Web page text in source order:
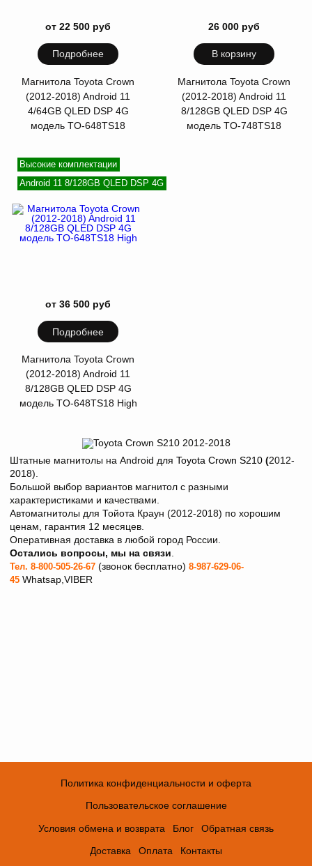
от 22 500 руб
Подробнее
Магнитола Toyota Crown
(2012-2018) Android 11
4/64GB QLED DSP 4G
модель TO-648TS18
26 000 руб
В корзину
Магнитола Toyota Crown
(2012-2018) Android 11
8/128GB QLED DSP 4G
модель TO-748TS18
Высокие комплектации
Android 11 8/128GB QLED DSP 4G
от 36 500 руб
Подробнее
Магнитола Toyota Crown
(2012-2018) Android 11
8/128GB QLED DSP 4G
модель TO-648TS18 High
Штатные магнитолы на Android для Toyota Crown S210 (2012-
2018).
Большой выбор вариантов магнитол с разными
характеристиками и качествами.
Автомагнитолы для Тойота Краун (2012-2018) по хорошим
ценам, гарантия 12 месяцев.
Оперативная доставка в любой город России.
Остались вопросы, мы на связи
Тел. 8-800-505-26-67 (звонок бесплатно) 8-987-629-06-
45 Whatsap,VIBER
Политика конфиденциальности и оферта
Пользовательское соглашение
Условия обмена и возврата Блог Обратная связь
Доставка Оплата Контакты